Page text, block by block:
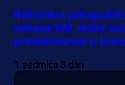
Rekordno
miliona KM, dobit
produktivnost u
1 sedmica 3 dan